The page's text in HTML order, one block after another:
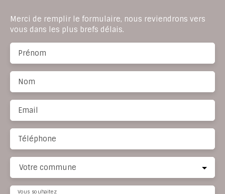
Merci de remplir le formulaire, nous reviendrons vers
vous dans les plus brefs délais.
Prénom
Nom
Email
Téléphone
Votre commune
Vous souhaitez